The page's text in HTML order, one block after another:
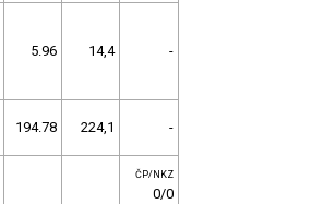
5.96 14,4 -
194.78 224,1 -
ČP/NKZ
0/0